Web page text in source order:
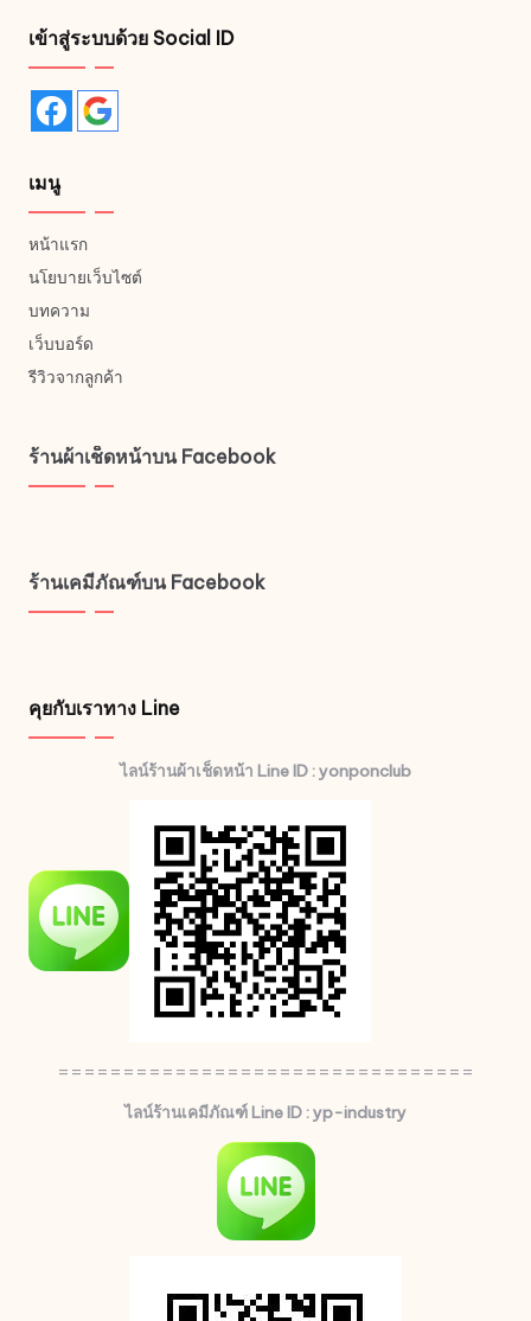
เข้าสู่ระบบด้วย Social ID
เมนู
หน้าแรก
นโยบายเว็บไซต์
บทความ
เว็บบอร์ด
รีวิวจากลูกค้า
ร้านผ้าเช็ดหน้าบน Facebook
ร้านเคมีภัณฑ์บน Facebook
คุยกับเราทาง Line
ไลน์ร้านผ้าเช็ดหน้า Line ID : yonponclub
================================
ไลน์ร้านเคมีภัณฑ์ Line ID : yp-industry